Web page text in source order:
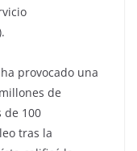
provocado una
de
de 100
tras la